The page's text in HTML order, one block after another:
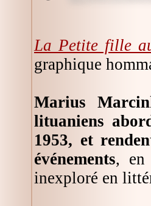
La Petite fille
graphique
Marius
lituaniens
1953, et
événements, en
inexploré en